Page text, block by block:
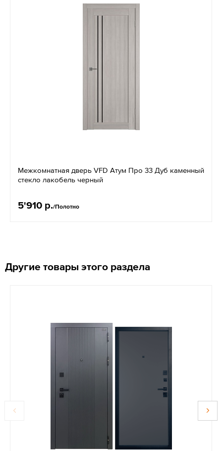
Межкомнатная дверь VFD Атум Про 33 Дуб каменный
стекло лакобель черный
5'910 р./Полотно
Другие товары этого раздела